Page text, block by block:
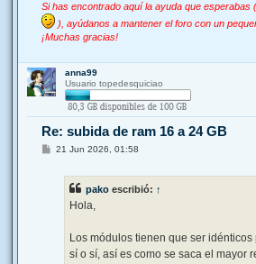
Si has encontrado aquí la ayuda que esperabas
), ayúdanos a mantener el foro con un
¡Muchas gracias!
anna99
Usuario topedesquiciao
Re: subida de ram 16 a 24 GB
M21 Jun 2026, 01:58
pako escribió: ↑
Hola,
Los módulos tienen que ser
sí o sí, así es como se saca el mayor